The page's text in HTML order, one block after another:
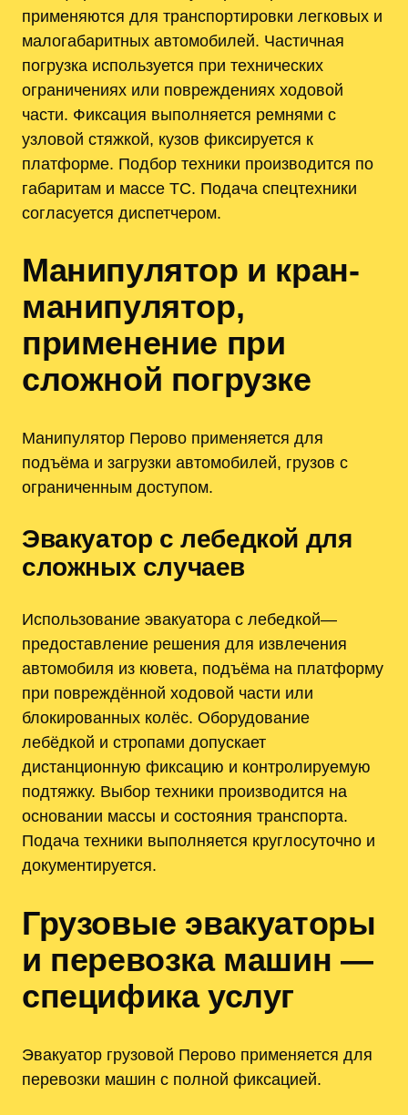
применяются для транспортировки легковых и
малогабаритных автомобилей. Частичная
погрузка используется при технических
ограничениях или повреждениях ходовой
части. Фиксация выполняется ремнями с
узловой стяжкой, кузов фиксируется к
платформе. Подбор техники производится по
габаритам и массе ТС. Подача спецтехники
согласуется диспетчером.
Манипулятор и кран-
манипулятор,
применение при
сложной погрузке
Манипулятор Перово применяется для
подъёма и загрузки автомобилей, грузов с
ограниченным доступом.
Эвакуатор с лебедкой для
сложных случаев
Использование эвакуатора с лебедкой—
предоставление решения для извлечения
автомобиля из кювета, подъёма на платформу
при повреждённой ходовой части или
блокированных колёс. Оборудование
лебёдкой и стропами допускает
дистанционную фиксацию и контролируемую
подтяжку. Выбор техники производится на
основании массы и состояния транспорта.
Подача техники выполняется круглосуточно и
документируется.
Грузовые эвакуаторы
и перевозка машин —
специфика услуг
Эвакуатор грузовой Перово применяется для
перевозки машин с полной фиксацией.